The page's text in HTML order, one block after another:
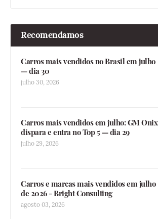
Recomendamos
Carros mais vendidos no Brasil em julho
— dia 30
julho 30, 2026
Carros mais vendidos em julho: GM Onix
dispara e entra no Top 5 — dia 29
julho 29, 2026
Carros e marcas mais vendidos em julho
de 2026 - Bright Consulting
agosto 03, 2026